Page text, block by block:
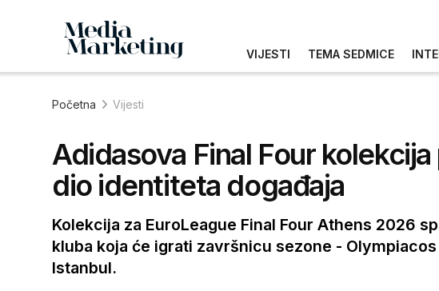
VIJESTI TEMA SEDMICE
Početna Vijesti
Adidasova Final Four
dio identiteta događaja
Kolekcija za EuroLeague Final Four Athens 2026
kluba koja će igrati završnicu sezone -
Istanbul.